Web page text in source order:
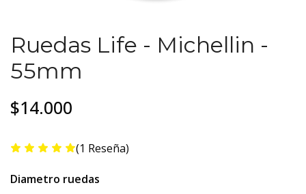
Ruedas Life - Michellin -
55mm
$14.000
(1 Reseña)
Diametro ruedas